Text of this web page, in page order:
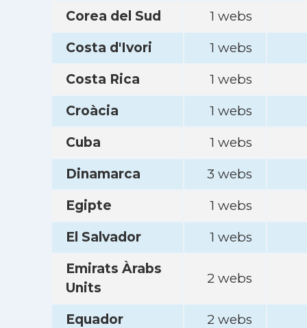
Corea del Sud
1 webs
Costa d'Ivori
1 webs
Costa Rica
1 webs
Croàcia
1 webs
Cuba
1 webs
Dinamarca
3 webs
Egipte
1 webs
El Salvador
1 webs
Emirats Àrabs
Units
2 webs
Equador
2 webs